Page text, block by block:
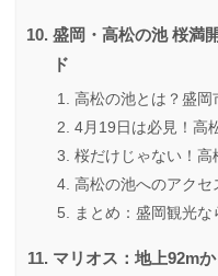
盛岡・高松の池 桜満
ド
高松の池とは？盛岡
4月19日は必見！高
桜だけじゃない！高
高松の池へのアクセ
まとめ：盛岡観光な
マリオス：地上92m